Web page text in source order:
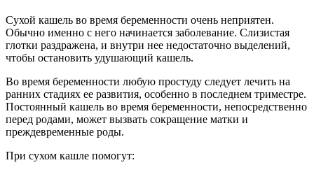
Сухой кашель во время беременности очень неприятен.
Обычно именно с него начинается заболевание. Слизистая
глотки раздражена, и внутри нее недостаточно выделений,
чтобы остановить удушающий кашель.
Во время беременности любую простуду следует лечить на
ранних стадиях ее развития, особенно в последнем триместре.
Постоянный кашель во время беременности, непосредственно
перед родами, может вызвать сокращение матки и
преждевременные роды.
При сухом кашле помогут: